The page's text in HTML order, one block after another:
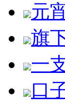
元
旗
一
口